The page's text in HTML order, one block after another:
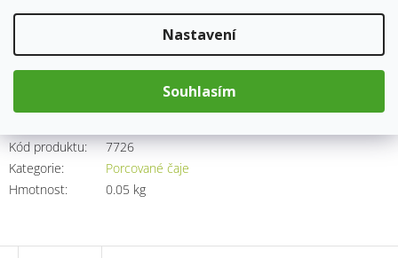
Nastavení
Souhlasím
Kód produktu:
7726
Kategorie:
Porcované čaje
Hmotnost: 0.05 kg
63 Kč
Měrná
cena:
Přidat do košíku